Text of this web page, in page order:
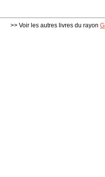
>> Voir les autres livres du rayon